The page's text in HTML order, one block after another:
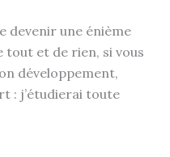
devenir une énième
tout et de rien, si vous
développement,
: j’étudierai toute